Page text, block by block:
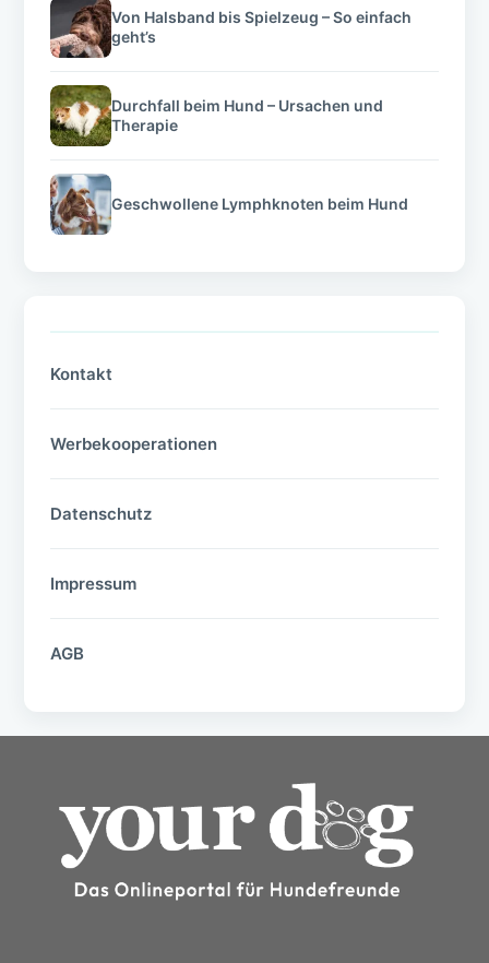
Von Halsband bis Spielzeug – So einfach
geht’s
Durchfall beim Hund – Ursachen und
Therapie
Geschwollene Lymphknoten beim Hund
Kontakt
Werbekooperationen
Datenschutz
Impressum
AGB